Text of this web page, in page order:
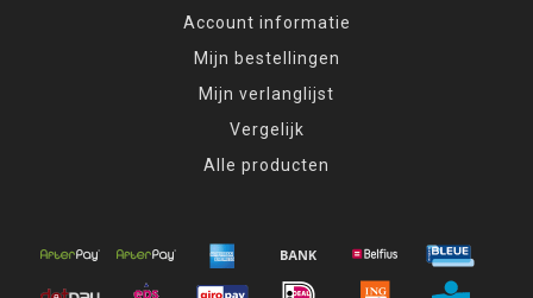
Account informatie
Mijn bestellingen
Mijn verlanglijst
Vergelijk
Alle producten